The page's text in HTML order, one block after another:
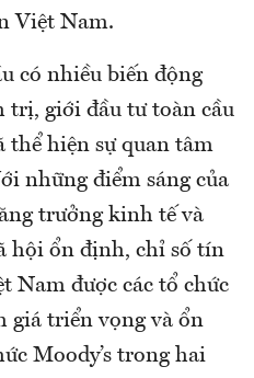
Việt Nam.
có nhiều biến động
trị, giới đầu tư toàn cầu
hiện sự quan tâm
những điểm sáng của
trưởng kinh tế và
hội ổn định, chỉ số tín
Nam được các tổ chức
giá triển vọng và ổn
Moody’s trong hai